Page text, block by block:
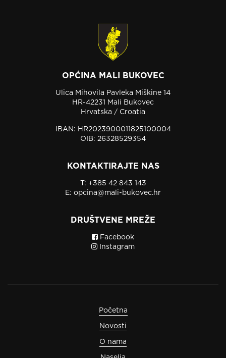
OPĆINA MALI BUKOVEC
Ulica Mihovila Pavleka Miškine 14
HR-42231 Mali Bukovec
Hrvatska / Croatia
IBAN: HR2023900011825100004
OIB: 26328529354
KONTAKTIRAJTE NAS
T: +385 42 843 143
E: opcina@mali-bukovec.hr
DRUŠTVENE MREŽE
Facebook
Instagram
Početna
Novosti
O nama